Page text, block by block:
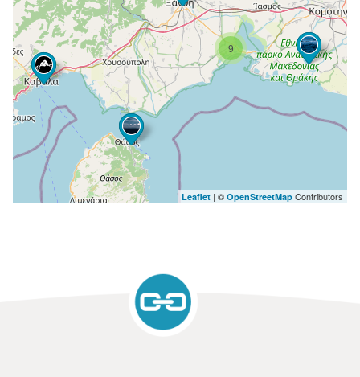
9
Leaflet | © OpenStreetMap Contributors